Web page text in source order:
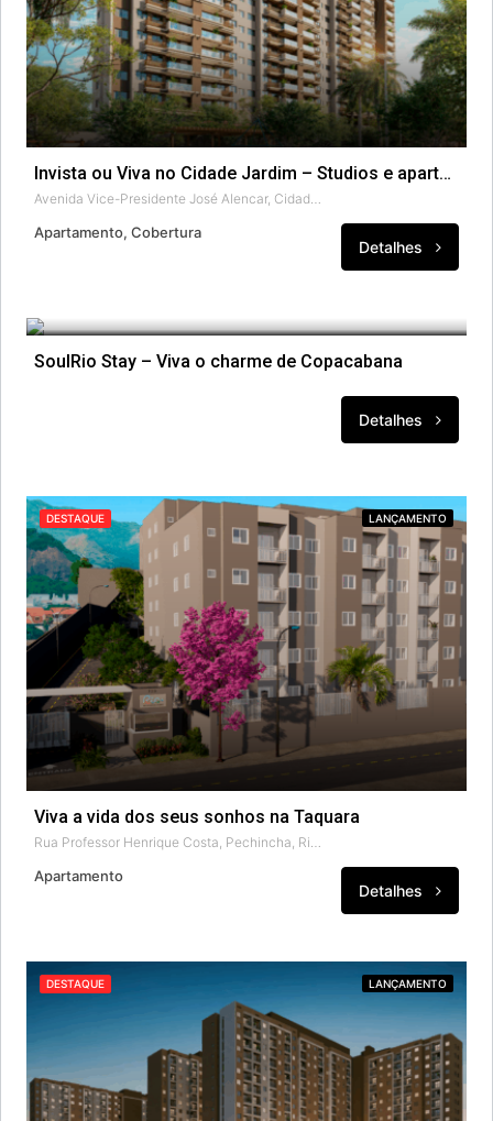
Invista ou Viva no Cidade Jardim – Studios e apartamentos.
Avenida Vice-Presidente José Alencar, Cidade Jardim, Barra Olímpica, Rio de Janeiro, Região Geográfica Imediata do Rio de Janeiro, Região Metropolitana do Rio de Janeiro, Região Geográfica Intermediária do Rio de Janeiro, Rio de Janeiro, 22775-033, Brasil
Apartamento, Cobertura
Detalhes
SoulRio Stay – Viva o charme de Copacabana
Detalhes
DESTAQUE LANÇAMENTO
Viva a vida dos seus sonhos na Taquara
Rua Professor Henrique Costa, Pechincha, Rio de Janeiro, Região Geográfica Imediata do Rio de Janeiro, Região Metropolitana do Rio de Janeiro, Região Geográfica Intermediária do Rio de Janeiro, Rio de Janeiro, Região Sudeste, 22770-233, Brasil
Apartamento
Detalhes
DESTAQUE LANÇAMENTO